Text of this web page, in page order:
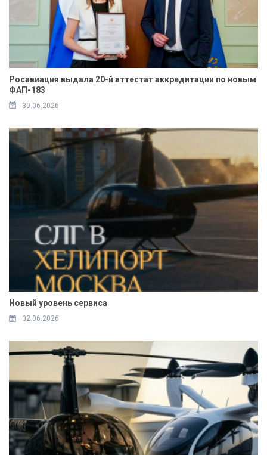
Росавиация выдала 20-й аттестат аккредитации по новым
ФАП-183
30.06.2026
Новый уровень сервиса
02.06.2026